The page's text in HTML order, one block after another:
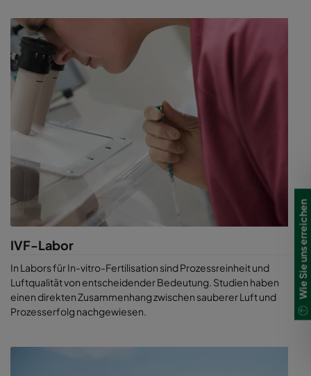
IVF-Labor
In Labors für In-vitro-Fertilisation sind Prozessreinheit und
Luftqualität von entscheidender Bedeutung. Studien haben
einen direkten Zusammenhang zwischen sauberer Luft und
Prozesserfolg nachgewiesen.
Wie Sie uns erreichen